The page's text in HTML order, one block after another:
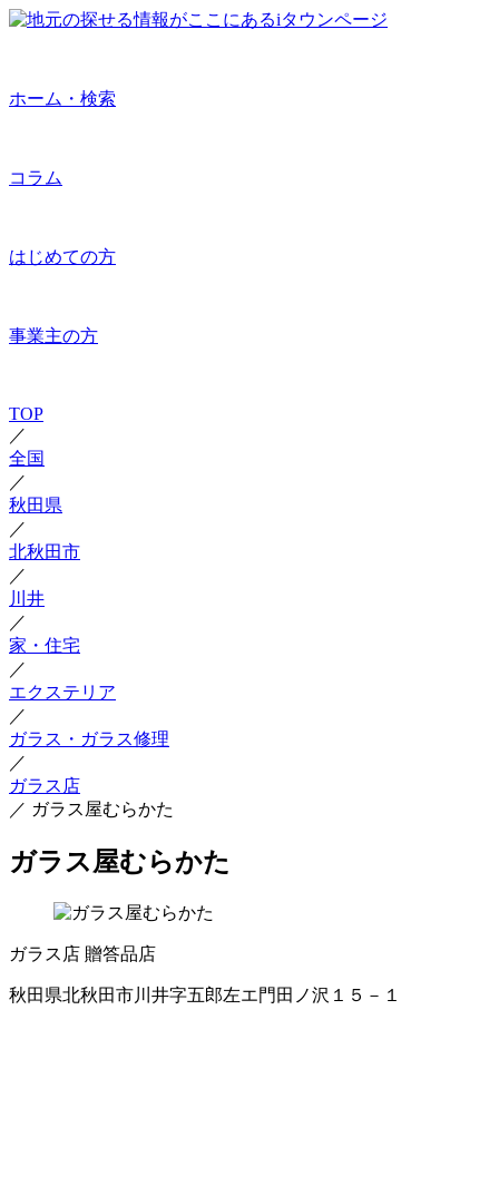
ホーム・検索
コラム
はじめての方
事業主の方
TOP
／
全国
／
秋田県
／
北秋田市
／
川井
／
家・住宅
／
エクステリア
／
ガラス・ガラス修理
／
ガラス店
／ ガラス屋むらかた
ガラス屋むらかた
ガラス店 贈答品店
秋田県北秋田市川井字五郎左エ門田ノ沢１５－１